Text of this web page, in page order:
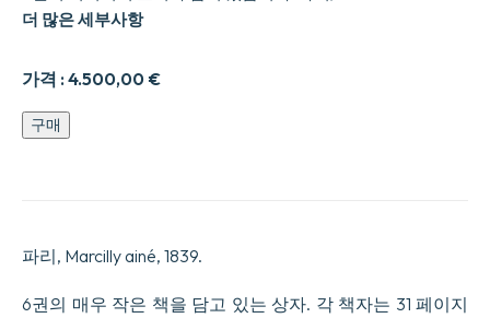
가격 :4.500,00 €
더 많은 세부사항
LA
FRANCE
구매
파리, Marcilly ainé, 1839.
6권의 매우 작은 책을 담고 있는 상자. 각 책자는 31 페이지